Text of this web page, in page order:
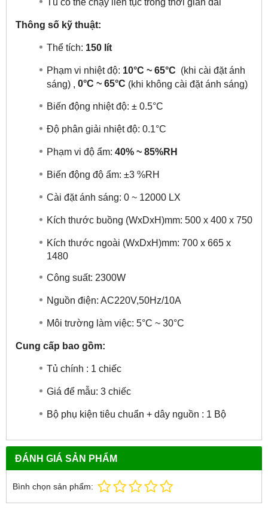
Thông số kỹ thuật:
Thể tích: 150 lít
Phạm vi nhiệt độ: 10°C ~ 65°C (khi cài đặt ánh
sáng) , 0°C ~ 65°C (khi không cài đặt ánh sáng)
Biến động nhiệt độ: ± 0.5°C
Độ phân giải nhiệt độ: 0.1°C
Phạm vi độ ẩm: 40% ~ 85%RH
Biến động độ ẩm: ±3 %RH
Cài đặt ánh sáng: 0 ~ 12000 LX
Kích thước buồng (WxDxH)mm: 500 x 400 x 750
Kích thước ngoài (WxDxH)mm: 700 x 665 x
1480
Công suất: 2300W
Nguồn điện: AC220V,50Hz/10A
Môi trường làm việc: 5°C ~ 30°C
Cung cấp bao gồm:
Tủ chính : 1 chiếc
Giá để mẫu: 3 chiếc
Bộ phụ kiện tiêu chuẩn + dây nguồn : 1 Bộ
ĐÁNH GIÁ SẢN PHẨM
Bình chọn sản phẩm: